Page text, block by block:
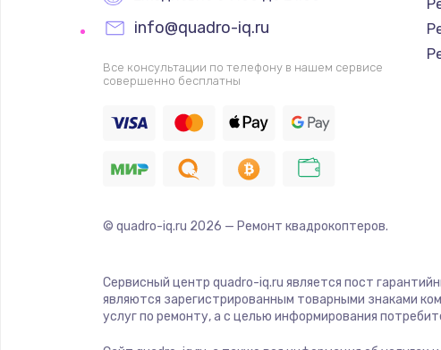
info@quadro-iq.ru
Все консультации по телефону в нашем сервисе
совершенно бесплатны
© quadro-iq.ru 2026 — Ремонт квадрокоптеров.
Сервисный центр quadro-iq.ru является пост
являются зарегистрированным товарными знаками
услуг по ремонту, а с целью информирования